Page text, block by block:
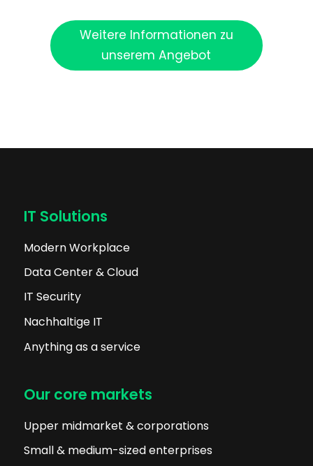
Weitere Informationen zu
unserem Angebot
IT Solutions
Modern Workplace
Data Center & Cloud
IT Security
Nachhaltige IT
Anything as a service
Our core markets
Upper midmarket & corporations
Small & medium-sized enterprises